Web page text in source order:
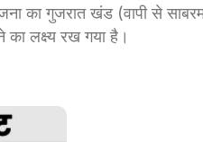
का गुजरात खंड (वापी से
लक्ष्य रख गया है।